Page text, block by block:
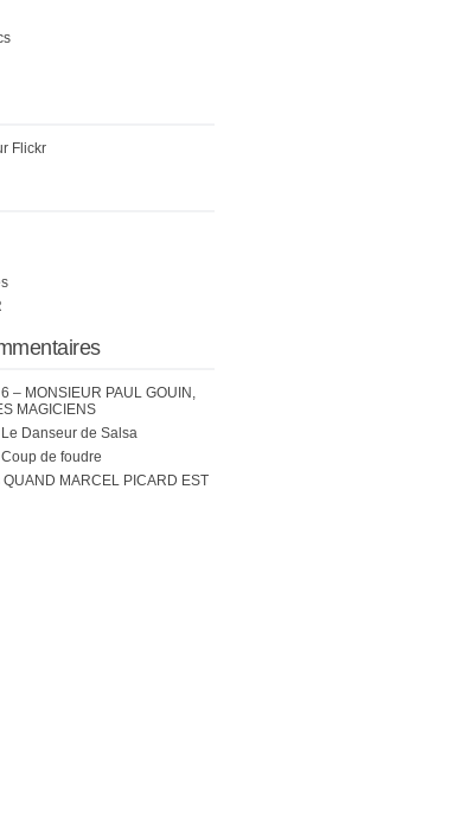
Flickr
– MONSIEUR PAUL GOUIN,
MAGICIENS
Le Danseur de Salsa
Coup de foudre
QUAND MARCEL PICARD EST